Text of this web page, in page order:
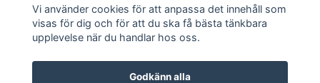
Snabblänkar
Vi använder cookies för att anpassa det innehåll som
visas för dig och för att du ska få bästa tänkbara
upplevelse när du handlar hos oss.
Godkänn alla